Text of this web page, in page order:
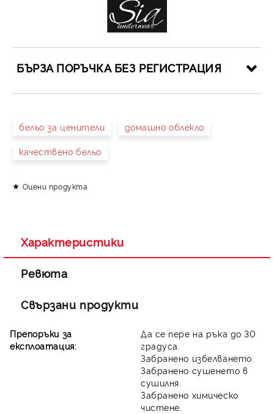
БЪРЗА ПОРЪЧКА БЕЗ РЕГИСТРАЦИЯ
бельо за ценители домашно облекло
качествено бельо
Оцени продукта
Характеристики
Ревюта
Свързани продукти
Препоръки за
експлоатация:
Да се пере на ръка до 30
градуса.
Забранено избелването.
Забранено сушенето в
сушилня.
Забранено химическо
чистене.